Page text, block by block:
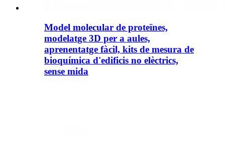
Model molecular de proteïnes,
modelatge 3D per a aules,
aprenentatge fàcil, kits de mesura de
bioquímica d'edificis no elèctrics,
sense mida